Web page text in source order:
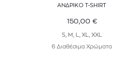
ΑΝΔΡΙΚΟ T-SHIRT
150,00 €
S, M, L, XL, XXL
6 Διαθέσιμα Χρώματα